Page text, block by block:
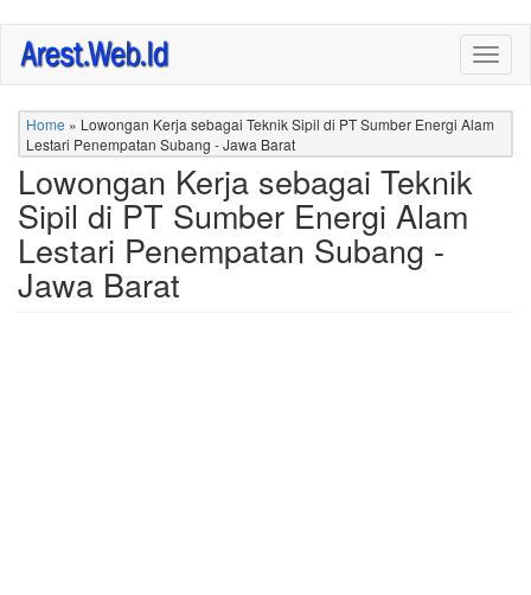
Skip
main
content
Home » Lowongan Kerja sebagai Teknik Sipil di PT Sumber Energi Alam
Lestari Penempatan Subang - Jawa Barat
Lowongan Kerja sebagai Teknik
Sipil di PT Sumber Energi Alam
Lestari Penempatan Subang -
Jawa Barat